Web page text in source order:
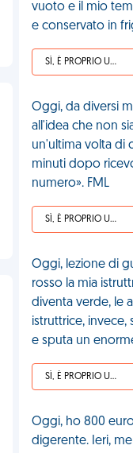
vuoto e il mio
e conservato in
SÌ, È PROPRIO UNA VDM!
Oggi, da diversi
all'idea che non
un'ultima volta di
minuti dopo
numero». FML
SÌ, È PROPRIO UNA VDM!
Oggi, lezione di
rosso la mia
diventa verde, le
istruttrice, invece,
e sputa un
SÌ, È PROPRIO UNA VDM!
Oggi, ho 800
digerente. Ieri,